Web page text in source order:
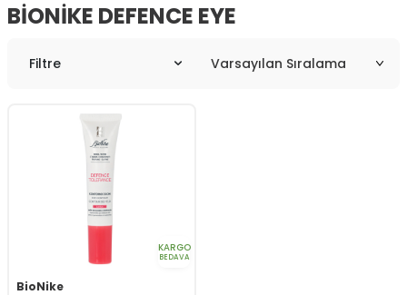
BIONIKE DEFENCE EYE
Filtre
KARGO
BEDAVA
BioNike